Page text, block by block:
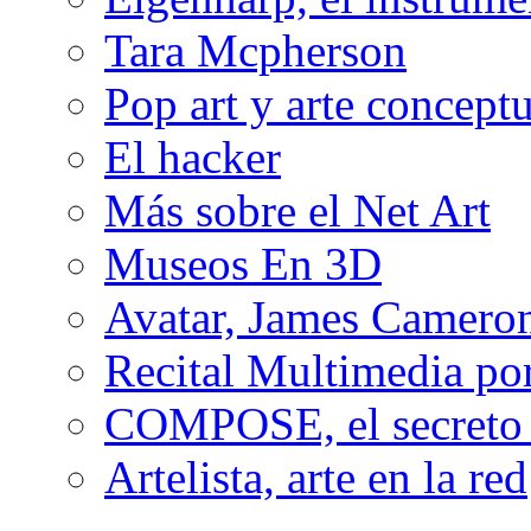
Tara Mcpherson
Pop art y arte
El hacker
Más sobre el Net Art
Museos En 3D
Avatar, James
Recital Multimedia
COMPOSE, el
Artelista, arte en la red